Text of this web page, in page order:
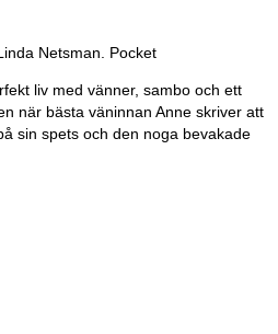
Netsman. Pocket
liv med vänner, sambo och ett
när bästa väninnan Anne skriver att
sin spets och den noga bevakade